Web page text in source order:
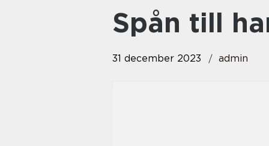
spån till
31 december 2023 admin